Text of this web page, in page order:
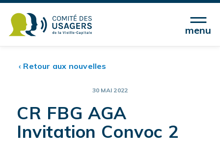
menu
‹ Retour aux nouvelles
30 MAI 2022
CR FBG AGA
Invitation Convoc 2